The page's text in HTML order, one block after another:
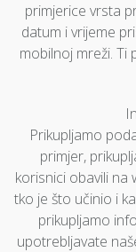
primjerice vrsta
datum i vrijeme
mobilnoj mreži. Ti
Prikupljamo
primjer,
korisnici obavili na
tko je što učinio i
prikupljamo
upotrebljavate